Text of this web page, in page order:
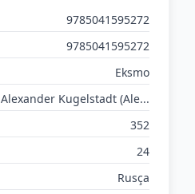
9785041595272
9785041595272
Eksmo
Alexander Kugelstadt (Ale...
352
24
Rusça